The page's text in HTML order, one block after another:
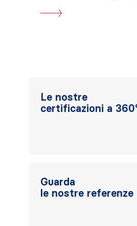
Le nostre
certificazioni a
Guarda
le nostre referenze